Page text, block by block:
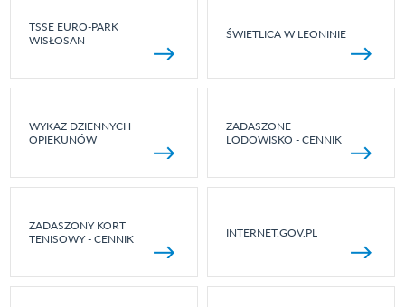
TSSE EURO-PARK
WISŁOSAN
ŚWIETLICA W LEONINIE
WYKAZ DZIENNYCH
OPIEKUNÓW
ZADASZONE
LODOWISKO - CENNIK
ZADASZONY KORT
TENISOWY - CENNIK
INTERNET.GOV.PL